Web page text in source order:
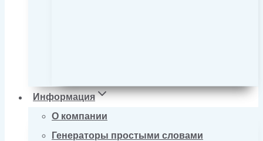
Информация
О компании
Генераторы простыми словами